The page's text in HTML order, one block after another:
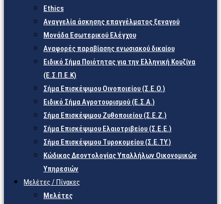
Ethics
Αναγγελία άσκησης επαγγέλματος ξεναγού
Μονάδα Εσωτερικού Ελέγχου
Αναφορές παραβίασης ενωσιακού δικαίου
Ειδικό Σήμα Ποιότητας για την Ελληνική Κουζίνα
(Ε.Σ.Π.Ε.Κ)
Σήμα Επισκέψιμου Οινοποιείου (Σ.Ε.Ο.)
Ειδικό Σήμα Αγροτουρισμού (Ε.Σ.Α.)
Σήμα Επισκέψιμου Ζυθοποιείου (Σ.Ε.Ζ.)
Σήμα Επισκέψιμου Ελαιοτριβείου (Σ.Ε.Ε.)
Σήμα Επισκέψιμου Τυροκομείου (Σ.Ε.TY.)
Κώδικας Δεοντολογίας Υπαλλήλων Οικονομικών
Υπηρεσιών
Μελέτες / Πίνακες
Μελέτες